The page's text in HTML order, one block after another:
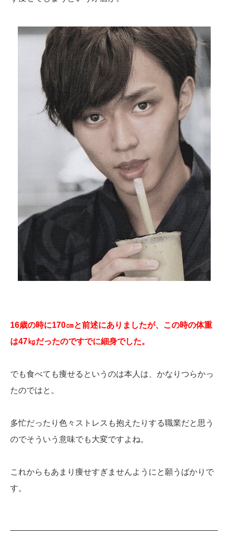
16歳の時に170㎝と前述にありましたが、この時の体重
は47㎏だったのですでに細身でした。
でも食べても痩せるというのは本人は、かなりつらかっ
たのではと。
多忙だったり色々ストレスも抱えたりする職業だと思う
のでそういう意味でも大変ですよね。
これからもあまり痩せすぎませんようにと願うばかりで
す。